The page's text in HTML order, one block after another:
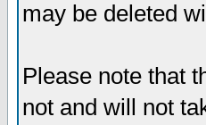
may be deleted
Please note that
not and will not